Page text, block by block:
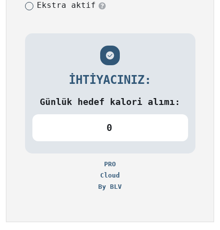
Ekstra aktif
İHTIYACINIZ:
Günlük hedef kalori alımı:
0
PRO
Cloud
By BLV